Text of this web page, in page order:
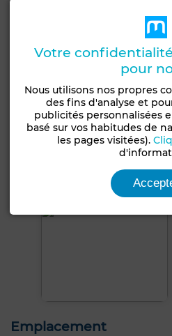
Emplacement
Votre
pour
Nous utilisons nos propres
des fins d'analyse et
publicités personnalisées
basé sur vos habitudes de
les pages visitées).